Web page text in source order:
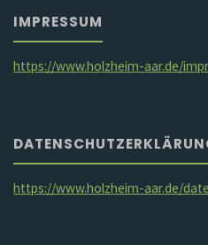
IMPRESSUM
https://www.holzheim-aar.de/
https://www.holzheim-aar.de/